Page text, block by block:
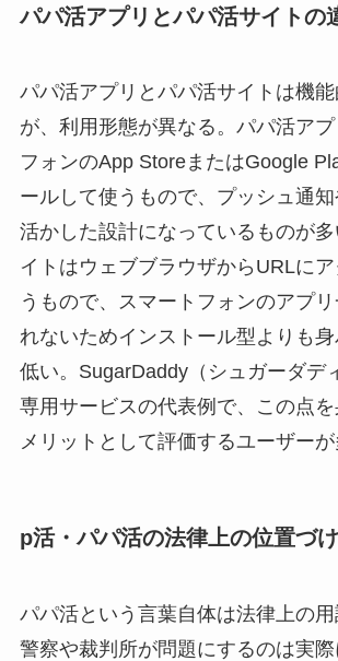
パパ活アプリとパパ活サイトの
パパ活アプリとパパ活サイトは機
が、利用形態が異なる。パパ活ア
フォンのApp StoreまたはGoogle
ールして使うもので、プッシュ通
活かした設計になっているものが
イトはウェブブラウザからURLに
うもので、スマートフォンのアプ
れないためインストール型よりも
低い。SugarDaddy（シュガーダデ
専用サービスの代表例で、この点
メリットとして評価するユーザーが
p活・パパ活の法律上の位置づ
パパ活という言葉自体は法律上の用
警察や裁判所が問題にするのは実